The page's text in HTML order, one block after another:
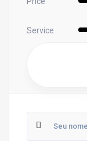
Service